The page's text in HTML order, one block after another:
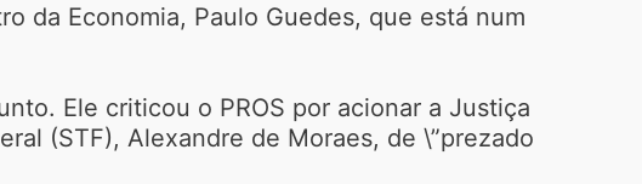
da Economia, Paulo Guedes, que está num
Ele criticou o PROS por acionar a Justiça
(STF), Alexandre de Moraes, de \”prezado